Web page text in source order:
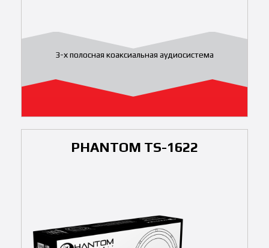
3-х полосная коаксиальная аудиосистема
PHANTOM TS-1622